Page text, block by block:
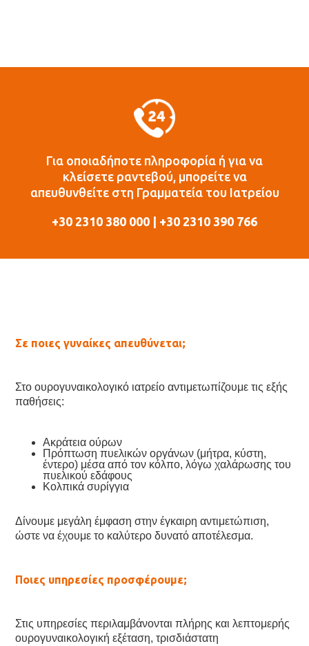
Για οποιαδήποτε πληροφορία ή για να
κλείσετε ραντεβού, μπορείτε να
απευθυνθείτε στη Γραμματεία του Ιατρείου
+30 2310 380 000 | +30 2310 390 766
Σε ποιες γυναίκες απευθύνεται;
Στο ουρογυναικολογικό ιατρείο αντιμετωπίζουμε τις εξής
παθήσεις:
Ακράτεια ούρων
Πρόπτωση πυελικών οργάνων (μήτρα, κύστη,
έντερο) μέσα από τον κόλπο, λόγω χαλάρωσης του
πυελικού εδάφους
Κολπικά συρίγγια
Δίνουμε μεγάλη έμφαση στην έγκαιρη αντιμετώπιση,
ώστε να έχουμε το καλύτερο δυνατό αποτέλεσμα.
Ποιες υπηρεσίες προσφέρουμε;
Στις υπηρεσίες περιλαμβάνονται πλήρης και λεπτομερής
ουρογυναικολογική εξέταση, τρισδιάστατη